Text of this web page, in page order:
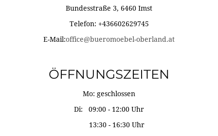
Bundesstraße 3, 6460 Imst
Telefon: +436602629745
E-Mail:office@bueromoebel-oberland.at
ÖFFNUNGSZEITEN
Mo: geschlossen
Di: 09:00 - 12:00 Uhr
13:30 - 16:30 Uhr